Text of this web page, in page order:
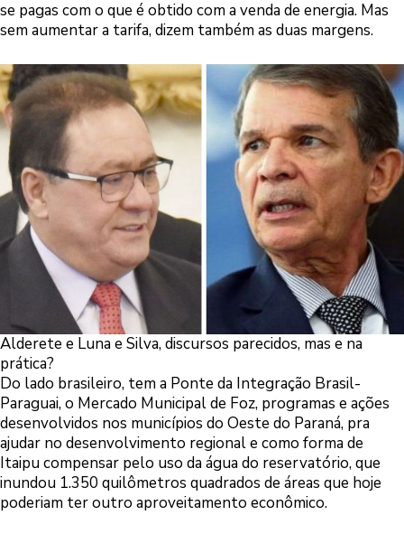
se pagas com o que é obtido com a venda de energia. Mas
sem aumentar a tarifa, dizem também as duas margens.
Alderete e Luna e Silva, discursos parecidos, mas e na
prática?
Do lado brasileiro, tem a Ponte da Integração Brasil-
Paraguai, o Mercado Municipal de Foz, programas e ações
desenvolvidos nos municípios do Oeste do Paraná, pra
ajudar no desenvolvimento regional e como forma de
Itaipu compensar pelo uso da água do reservatório, que
inundou 1.350 quilômetros quadrados de áreas que hoje
poderiam ter outro aproveitamento econômico.